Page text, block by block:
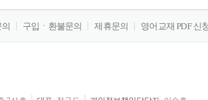
구입ㆍ환불문의 제휴문의 영어교재 PDF 신